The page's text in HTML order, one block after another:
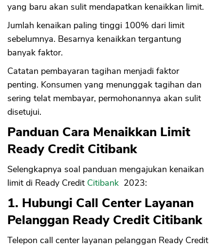
yang baru akan sulit mendapatkan kenaikkan limit.
Jumlah kenaikan paling tinggi 100% dari limit
sebelumnya. Besarnya kenaikkan tergantung
banyak faktor.
Catatan pembayaran tagihan menjadi faktor
penting. Konsumen yang menunggak tagihan dan
sering telat membayar, permohonannya akan sulit
disetujui.
Panduan Cara Menaikkan Limit
Ready Credit Citibank
Selengkapnya soal panduan mengajukan kenaikan
limit di Ready Credit Citibank 2023:
1. Hubungi Call Center Layanan
Pelanggan Ready Credit Citibank
Telepon call center layanan pelanggan Ready Credit